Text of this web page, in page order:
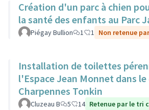
Création d'un parc à chien
la santé des enfants au Parc
Piégay Bullion 1 1 Non retenue
Installation de toilettes
l'Espace Jean Monnet dans
Charpennes Tonkin
Cluzeau B 5 14 Retenue par le tri